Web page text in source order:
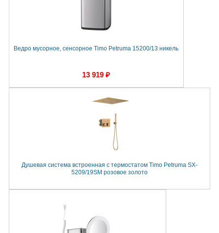
Ведро мусорное, сенсорное Timo Petruma 15200/13 никель
13 919 ₽
Душевая система встроенная с термостатом Timo Petruma SX-
5209/19SM розовое золото